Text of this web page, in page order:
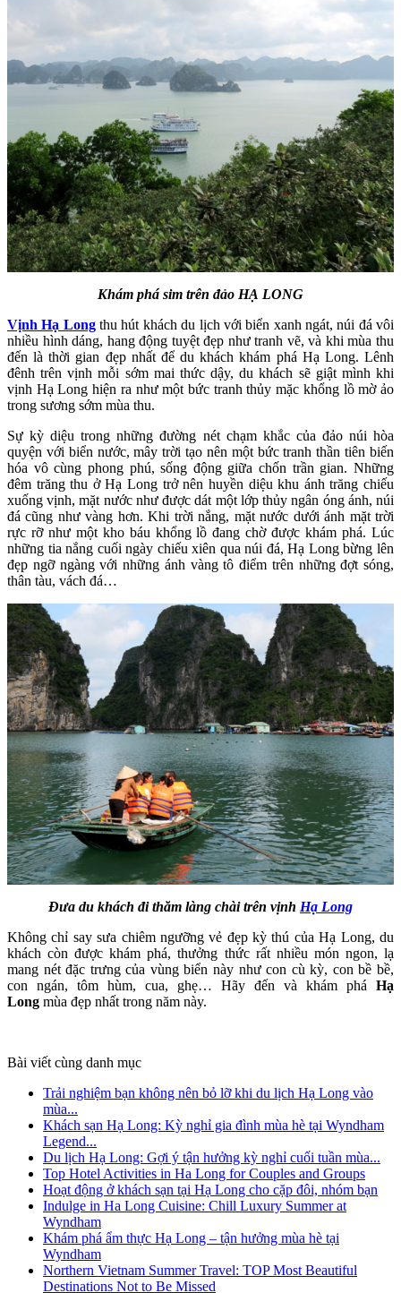
Khám phá sim trên đảo HẠ LONG
Vịnh Hạ Longthu hút khách du lịch với biển xanh ngát, núi đá vôi
nhiều hình dáng, hang động tuyệt đẹp như tranh vẽ, và khi mùa thu
đến là thời gian đẹp nhất để du khách khám phá Hạ Long. Lênh
đênh trên vịnh mỗi sớm mai thức dậy, du khách sẽ giật mình khi
vịnh Hạ Long hiện ra như một bức tranh thủy mặc khổng lồ mờ ảo
trong sương sớm mùa thu.
Sự kỳ diệu trong những đường nét chạm khắc của đảo núi hòa
quyện với biển nước, mây trời tạo nên một bức tranh thần tiên biến
hóa vô cùng phong phú, sống động giữa chốn trần gian. Những
đêm trăng thu ở Hạ Long trở nên huyền diệu khu ánh trăng chiếu
xuống vịnh, mặt nước như được dát một lớp thủy ngân óng ánh, núi
đá cũng như vàng hơn. Khi trời nắng, mặt nước dưới ánh mặt trời
rực rỡ như một kho báu khổng lồ đang chờ được khám phá. Lúc
những tia nắng cuối ngày chiếu xiên qua núi đá, Hạ Long bừng lên
đẹp ngỡ ngàng với những ánh vàng tô điểm trên những đợt sóng,
thân tàu, vách đá…
Đưa du khách đi thăm làng chài trên vịnh Hạ Long
Không chỉ say sưa chiêm ngưỡng vẻ đẹp kỳ thú của Hạ Long, du
khách còn được khám phá, thưởng thức rất nhiều món ngon, lạ
mang nét đặc trưng của vùng biển này như con cù kỳ, con bề bề,
con ngán, tôm hùm, cua, ghẹ… Hãy đến và khám phá Hạ
Long mùa đẹp nhất trong năm này.
Bài viết cùng danh mục
Trải nghiệm bạn không nên bỏ lỡ khi du lịch Hạ Long vào
mùa...
Khách sạn Hạ Long: Kỳ nghỉ gia đình mùa hè tại Wyndham
Legend...
Du lịch Hạ Long: Gợi ý tận hưởng kỳ nghỉ cuối tuần mùa...
Top Hotel Activities in Ha Long for Couples and Groups
Hoạt động ở khách sạn tại Hạ Long cho cặp đôi, nhóm bạn
Indulge in Ha Long Cuisine: Chill Luxury Summer at
Wyndham
Khám phá ẩm thực Hạ Long – tận hưởng mùa hè tại
Wyndham
Northern Vietnam Summer Travel: TOP Most Beautiful
Destinations Not to Be Missed